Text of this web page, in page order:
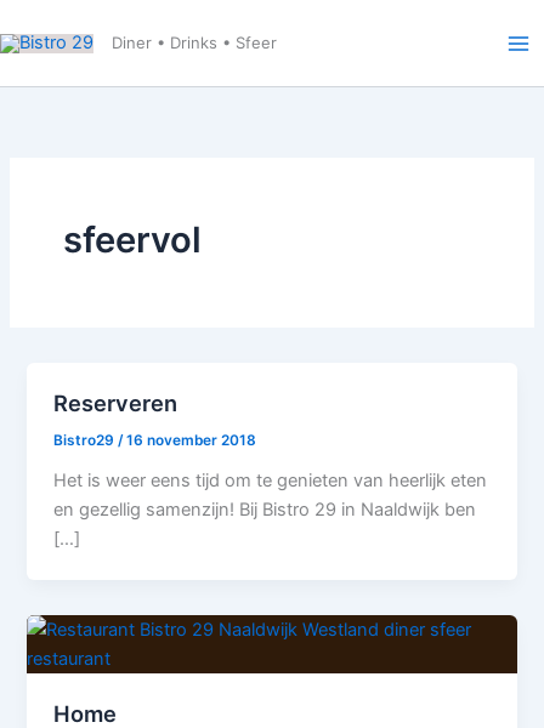
naar
Diner • Drinks • Sfeer
sfeervol
Reserveren
Bistro29/16 november 2018
Het is weer eens tijd om te genieten van heerlijk eten
en gezellig samenzijn! Bij Bistro 29 in Naaldwijk ben
[…]
Home